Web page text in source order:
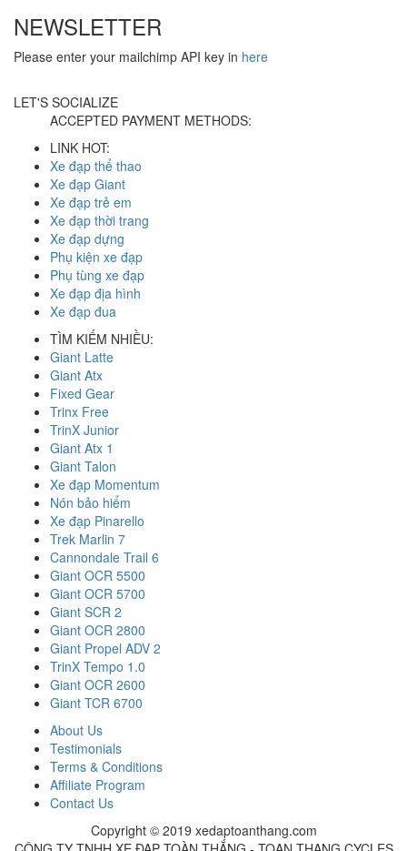
NEWSLETTER
Please enter your mailchimp API key in here
LET'S SOCIALIZE
ACCEPTED PAYMENT METHODS:
LINK HOT:
Xe đạp thể thao
Xe đạp Giant
Xe đạp trẻ em
Xe đạp thời trang
Xe đạp dựng
Phụ kiện xe đạp
Phụ tùng xe đạp
Xe đạp địa hình
Xe đạp đua
TÌM KIẾM NHIỀU:
Giant Latte
Giant Atx
Fixed Gear
Trinx Free
TrinX Junior
Giant Atx 1
Giant Talon
Xe đạp Momentum
Nón bảo hiểm
Xe đạp Pinarello
Trek Marlin 7
Cannondale Trail 6
Giant OCR 5500
Giant OCR 5700
Giant SCR 2
Giant OCR 2800
Giant Propel ADV 2
TrinX Tempo 1.0
Giant OCR 2600
Giant TCR 6700
About Us
Testimonials
Terms & Conditions
Affiliate Program
Contact Us
Copyright © 2019 xedaptoanthang.com